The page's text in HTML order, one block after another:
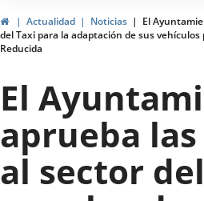
Ayuntamiento
de
Valladolid
InicioActualidad Noticias
El
del Taxi para la adaptación de sus
Reducida
El
aprueba
al sector